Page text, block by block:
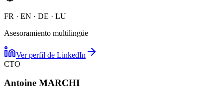
FR · EN · DE · LU
Asesoramiento multilingüe
Ver perfil de LinkedIn
CTO
Antoine MARCHI